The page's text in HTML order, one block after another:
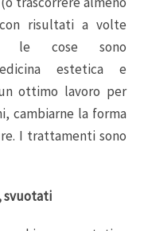
risultati a volte
le cose sono
estetica e
ottimo lavoro per
cambiarne la forma
I trattamenti sono
svuotati